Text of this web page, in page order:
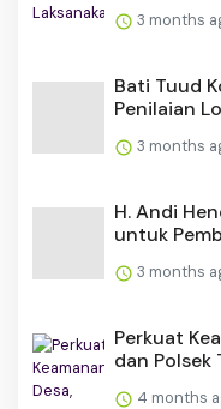
3 months
Bati Tuud
Penilaian
3 months
H. Andi
untuk
3 months
Perkuat
dan Polsek
4 months